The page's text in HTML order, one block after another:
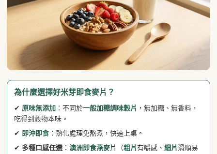
為什麼選擇好米芽即食麥片？
✔ 原味無添加 ：不同於一般加糖調味穀片 ，無加糖、無香料，
吃得到穀物本味。
✔ 即沖即食 ：熟化處理免熬煮，快速上桌。
✔ 多種口感任選 ： 澳洲即食燕麥片（粗片有嚼感、 細片滑順易